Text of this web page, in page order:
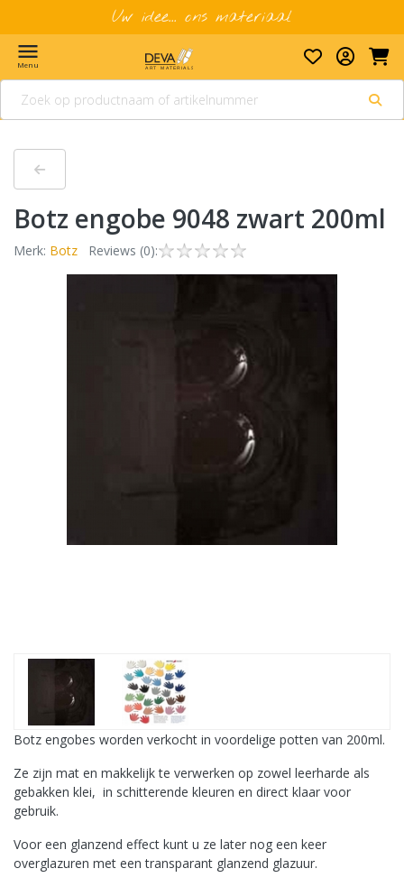
Uw idee... ons materiaal
menu
Menu
Botz engobe 9048 zwart 200ml
Merk: Botz Reviews (0):
Botz engobes worden verkocht in voordelige potten van 200ml.
Ze zijn mat en makkelijk te verwerken op zowel leerharde als
gebakken klei, in schitterende kleuren en direct klaar voor
gebruik.
Voor een glanzend effect kunt u ze later nog een keer
overglazuren met een transparant glanzend glazuur.